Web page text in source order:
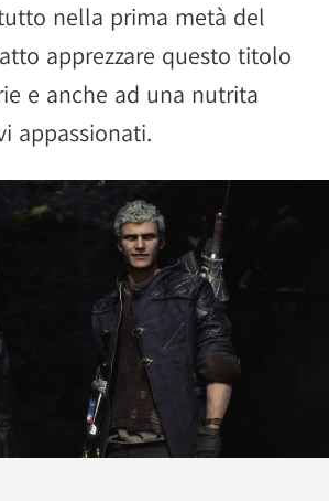
nella prima metà del
apprezzare questo titolo
e anche ad una nutrita
appassionati.